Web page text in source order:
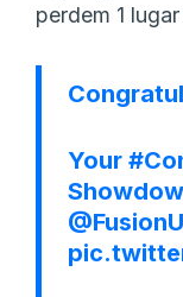
perdem 1
Your